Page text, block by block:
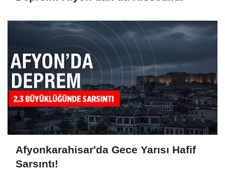
Afyonkarahisar'da Gece Yarısı Hafif
Sarsıntı!